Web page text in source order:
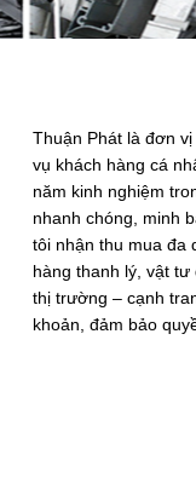
Thuận Phát là đơn
vụ khách hàng cá
năm kinh nghiệm
nhanh chóng, minh
tôi nhận thu mua đa
hàng thanh lý, vật
thị trường – cạnh
khoản, đảm bảo